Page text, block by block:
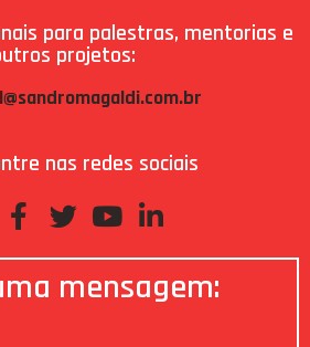
para palestras, mentorias e
projetos:
nas redes sociais
mensagem: